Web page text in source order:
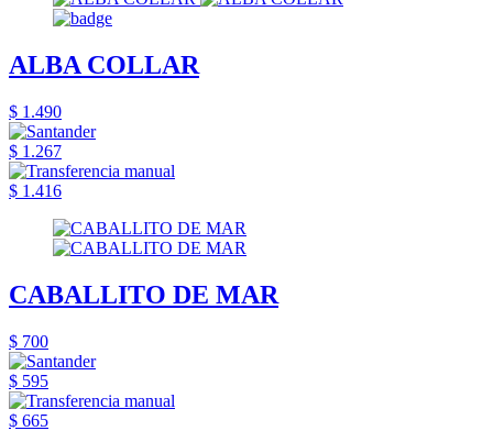
ALBA COLLAR
$ 1.490
$ 1.267
$ 1.416
CABALLITO DE MAR
$ 700
$ 595
$ 665